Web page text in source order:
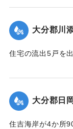
｜固有コード:
大分郡川
住宅の流出5戸を出
｜固有コード:
大分郡日
住吉海岸が4か所